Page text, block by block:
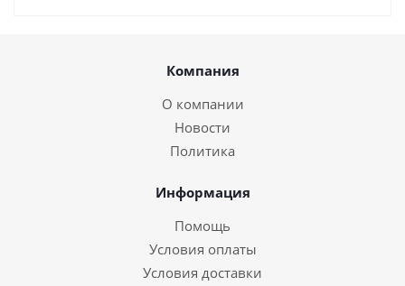
Компания
О компании
Новости
Политика
Информация
Помощь
Условия оплаты
Условия доставки